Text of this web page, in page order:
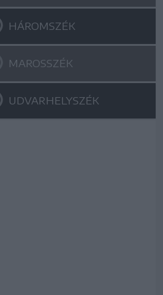
HÁROMSZÉK
MAROSSZÉK
UDVARHELYSZÉK